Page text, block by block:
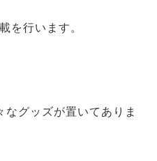
を行います。
グッズが置いてありま